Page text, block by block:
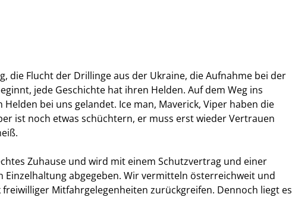
die Flucht der Drillinge aus der Ukraine, die Aufnahme bei der
jede Geschichte hat ihren Helden. Auf dem Weg ins
bei uns gelandet. Ice man, Maverick, Viper haben die
ist noch etwas schüchtern, er muss erst wieder Vertrauen
Zuhause und wird mit einem Schutzvertrag und einer
Einzelhaltung abgegeben. Wir vermitteln österreichweit und
Mitfahrgelegenheiten zurückgreifen. Dennoch liegt es